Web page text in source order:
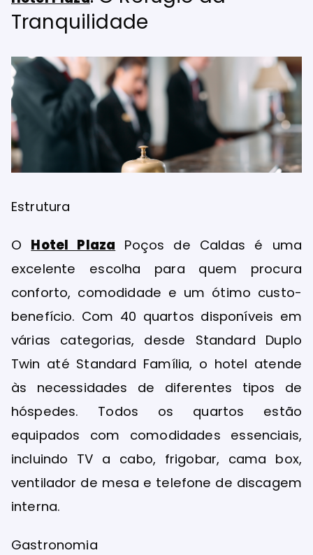
Tranquilidade
Estrutura
O Hotel Plaza Poços de Caldas é uma
excelente escolha para quem procura
conforto, comodidade e um ótimo custo-
benefício. Com 40 quartos disponíveis em
várias categorias, desde Standard Duplo
Twin até Standard Família, o hotel atende
às necessidades de diferentes tipos de
hóspedes. Todos os quartos estão
equipados com comodidades essenciais,
incluindo TV a cabo, frigobar, cama box,
ventilador de mesa e telefone de discagem
interna.
Gastronomia